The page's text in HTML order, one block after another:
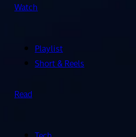
Watch
Playlist
Short & Reels
Read